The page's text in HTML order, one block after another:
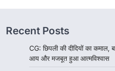
Recent Posts
CG: छिपली की दीदियों का कमाल,
आय और मजबूत हुआ आत्मविश्वास